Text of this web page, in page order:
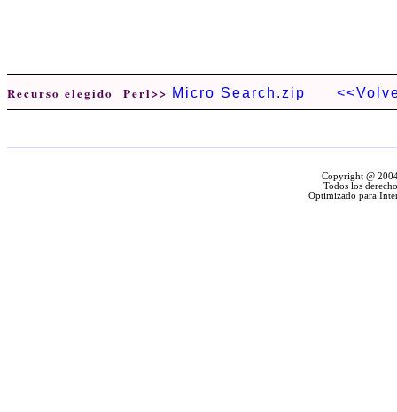
Recurso elegido Perl>> Micro Search.zip
Copyright @
Todos los
Optimizado para